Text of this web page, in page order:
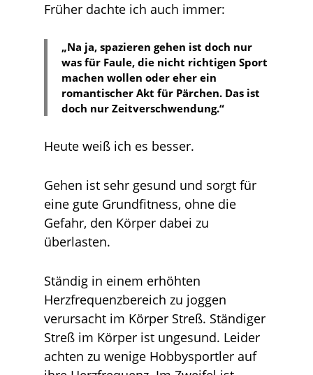
Früher dachte ich auch immer:
„Na ja, spazieren gehen ist doch nur
was für Faule, die nicht richtigen Sport
machen wollen oder eher ein
romantischer Akt für Pärchen. Das ist
doch nur Zeitverschwendung.“
Heute weiß ich es besser.
Gehen ist sehr gesund und sorgt für
eine gute Grundfitness, ohne die
Gefahr, den Körper dabei zu
überlasten.
Ständig in einem erhöhten
Herzfrequenzbereich zu joggen
verursacht im Körper Streß. Ständiger
Streß im Körper ist ungesund. Leider
achten zu wenige Hobbysportler auf